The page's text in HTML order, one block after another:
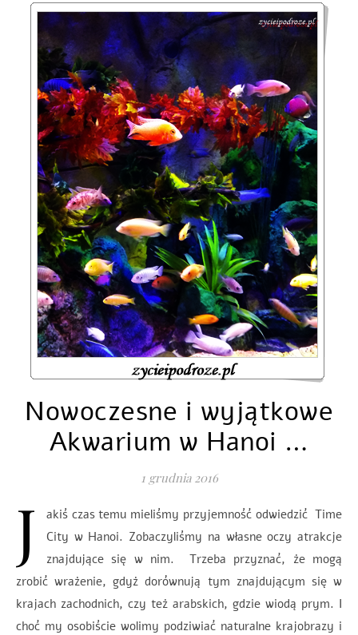
Nowoczesne i wyjątkowe
Akwarium w Hanoi …
1 grudnia 2016
J
akiś czas temu mieliśmy przyjemność odwiedzić Time
City w Hanoi. Zobaczyliśmy na własne oczy atrakcje
znajdujące się w nim. Trzeba przyznać, że mogą
zrobić wrażenie, gdyż dorównują tym znajdującym się w
krajach zachodnich, czy też arabskich, gdzie wiodą prym. I
choć my osobiście wolimy podziwiać naturalne krajobrazy i